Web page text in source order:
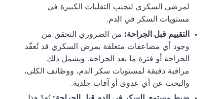
لمرضى السكري لتجنب التقلبات الكبيرة في
مستويات السكر في الدم.
التقييم قبل الجراحة: من الضروري التحقق من
وجود أي مضاعفات متعلقة بمرض السكري قد تُعقّد
الجراحة أو فترة ما بعد الجراحة. ويشمل ذلك
مراقبة دقيقة لمستويات سكر الدم، ووظائف الكلى،
والبحث عن أي عدوى أو آفات جلدية.